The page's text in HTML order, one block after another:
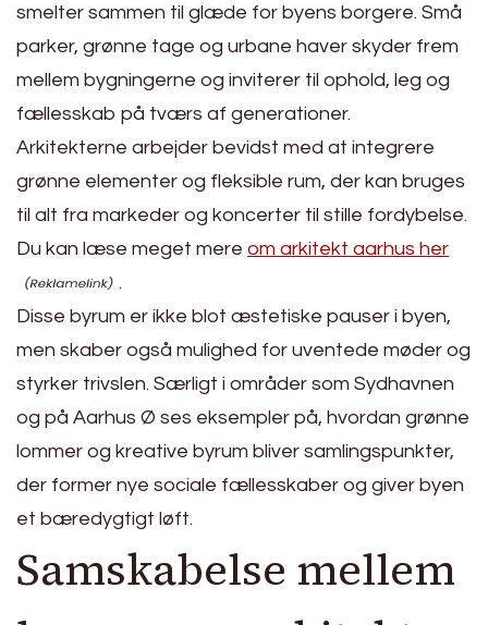
smelter sammen til glæde for byens borgere. Små
parker, grønne tage og urbane haver skyder frem
mellem bygningerne og inviterer til ophold, leg og
fællesskab på tværs af generationer.
Arkitekterne arbejder bevidst med at integrere
grønne elementer og fleksible rum, der kan bruges
til alt fra markeder og koncerter til stille fordybelse.
Du kan læse meget mere om arkitekt aarhus her
.
Disse byrum er ikke blot æstetiske pauser i byen,
men skaber også mulighed for uventede møder og
styrker trivslen. Særligt i områder som Sydhavnen
og på Aarhus Ø ses eksempler på, hvordan grønne
lommer og kreative byrum bliver samlingspunkter,
der former nye sociale fællesskaber og giver byen
et bæredygtigt løft.
Samskabelse mellem